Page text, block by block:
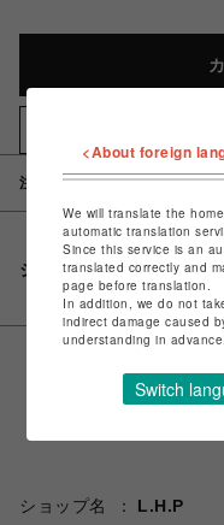
注意事項
シェアする
ショップ名
L.H.P
<About foreign
We will translate the
automatic translation
Since this service is an
translated correctly and
page before translation.
In addition, we do not
indirect damage caused
understanding in advance.
Switch